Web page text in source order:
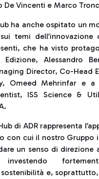
De Vincenti e Marco
ha anche ospitato un
temi dell’innovazione
che ha visto
Alessandro
Director, Co-Head
Omeed Mehrinfar e a
ISS Science &
di ADR rappresenta
con cui il nostro Gruppo
un senso di direzione
investendo
sostenibilità e,